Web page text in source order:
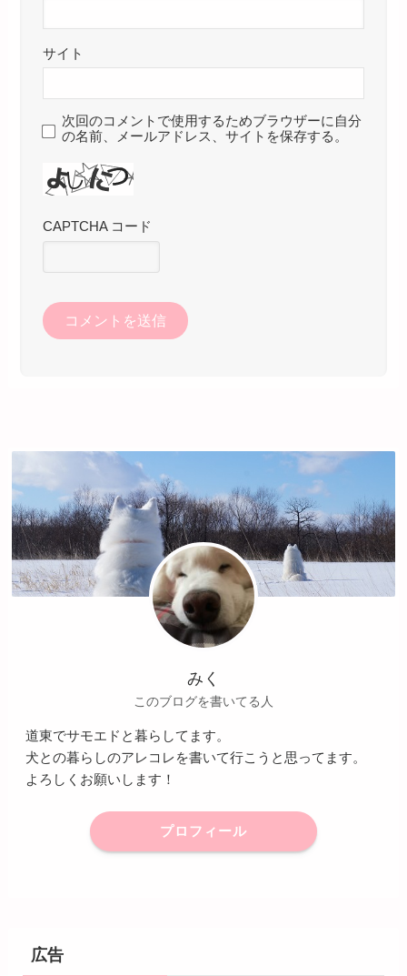
サイト
次回のコメントで使用するためブラウザーに自分
の名前、メールアドレス、サイトを保存する。
CAPTCHA コード
みく
このブログを書いてる人
道東でサモエドと暮らしてます。
犬との暮らしのアレコレを書いて行こうと思ってます。
よろしくお願いします！
プロフィール
広告